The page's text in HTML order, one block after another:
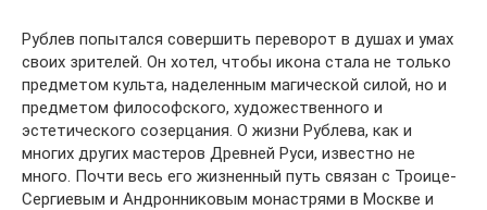
Рублев попытался совершить переворот в душах и умах
своих зрителей. Он хотел, чтобы икона стала не только
предметом культа, наделенным магической силой, но и
предметом философского, художественного и
эстетического созерцания. О жизни Рублева, как и
многих других мастеров Древней Руси, известно не
много. Почти весь его жизненный путь связан с Троице-
Сергиевым и Андронниковым монастрями в Москве и